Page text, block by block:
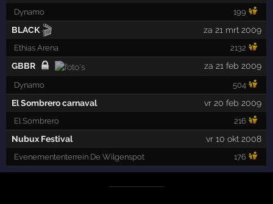
Dynamo 199
BLACK 🎬 za 21 mrt 2009
Ethias Arena 2132
GBBR za 21 feb 2009
Dynamo 504
El Sombrero carnaval vr 20 feb 2009
El Sombrero 216
Nubux Festival vr 10 okt 2008
Evenemententerrein De Wilgenspot 176